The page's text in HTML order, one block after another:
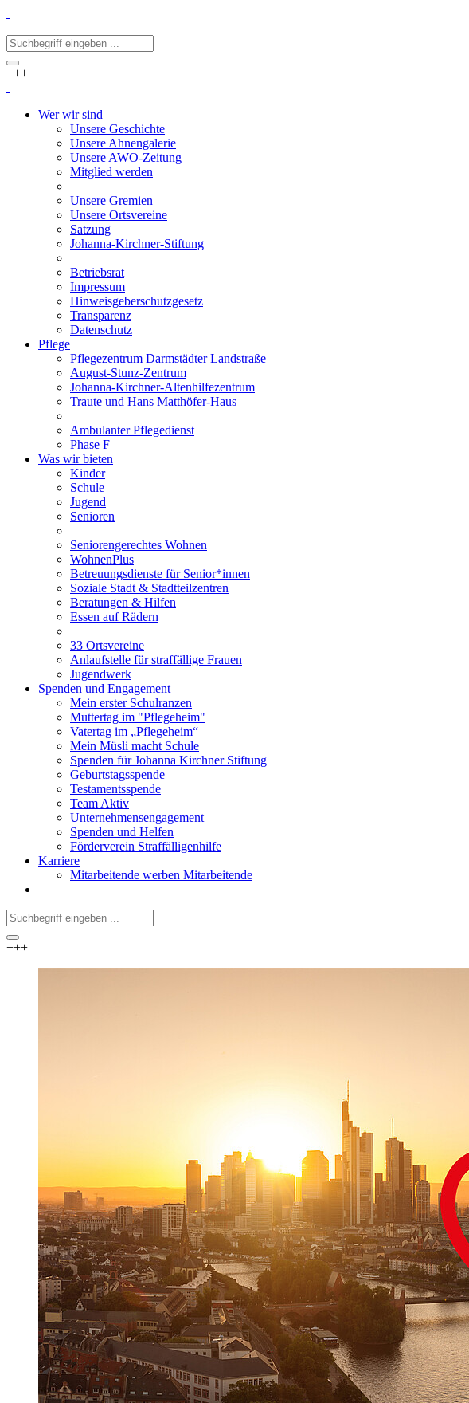
+++
Wer wir sind
Unsere Geschichte
Unsere Ahnengalerie
Unsere AWO-Zeitung
Mitglied werden
Unsere Gremien
Unsere Ortsvereine
Satzung
Johanna-Kirchner-Stiftung
Betriebsrat
Impressum
Hinweisgeberschutzgesetz
Transparenz
Datenschutz
Pflege
Pflegezentrum Darmstädter Landstraße
August-Stunz-Zentrum
Johanna-Kirchner-Altenhilfezentrum
Traute und Hans Matthöfer-Haus
Ambulanter Pflegedienst
Phase F
Was wir bieten
Kinder
Schule
Jugend
Senioren
Seniorengerechtes Wohnen
WohnenPlus
Betreuungsdienste für Senior*innen
Soziale Stadt & Stadtteilzentren
Beratungen & Hilfen
Essen auf Rädern
33 Ortsvereine
Anlaufstelle für straffällige Frauen
Jugendwerk
Spenden und Engagement
Mein erster Schulranzen
Muttertag im "Pflegeheim"
Vatertag im „Pflegeheim“
Mein Müsli macht Schule
Spenden für Johanna Kirchner Stiftung
Geburtstagsspende
Testamentsspende
Team Aktiv
Unternehmensengagement
Spenden und Helfen
Förderverein Straffälligenhilfe
Karriere
Mitarbeitende werben Mitarbeitende
+++